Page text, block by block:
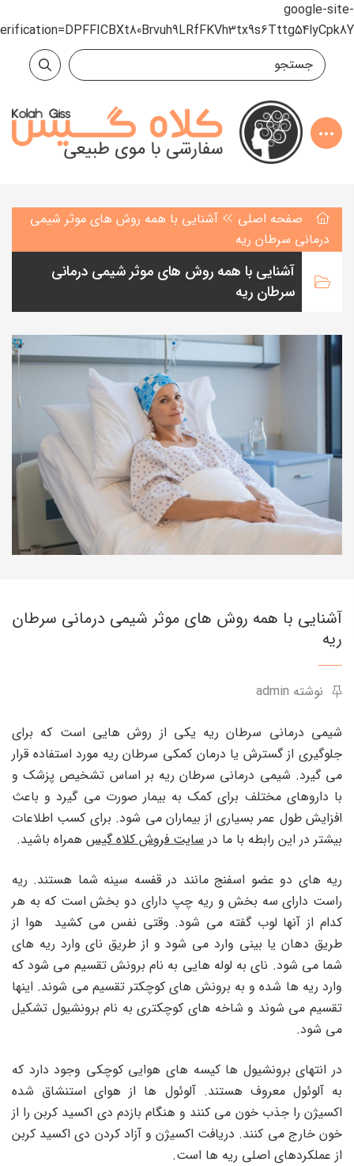
google-site-
صفحه اصلی
آشنایی با همه روش های موثر شیمی
درمانی سرطان ریه
آشنایی با همه روش های موثر شیمی درمانی
سرطان ریه
آشنایی با همه روش های موثر شیمی درمانی سرطان
ریه
نوشته admin
شیمی درمانی سرطان ریه یکی از روش هایی است که برای
جلوگیری از گسترش یا درمان کمکی سرطان ریه مورد استفاده قرار
می گیرد. شیمی درمانی سرطان ریه بر اساس تشخیص پزشک و
با داروهای مختلف برای کمک به بیمار صورت می گیرد و باعث
افزایش طول عمر بسیاری از بیماران می شود. برای کسب اطلاعات
بیشتر در این رابطه با ما در سایت فروش کلاه گیس همراه باشید.
ریه های دو عضو اسفنج مانند در قفسه سینه شما هستند. ریه
راست دارای سه بخش و ریه چپ دارای دو بخش است که به هر
کدام از آنها لوب گفته می شود. وقتی نفس می کشید هوا از
طریق دهان یا بینی وارد می شود و از طریق نای وارد ریه های
شما می شود. نای به لوله هایی به نام برونش تقسیم می شود که
وارد ریه ها شده و به برونش های کوچکتر تقسیم می شوند. اینها
تقسیم می شوند و شاخه های کوچکتری به نام برونشیول تشکیل
می شود.
در انتهای برونشیول ها کیسه های هوایی کوچکی وجود دارد که
به آلوئول معروف هستند. آلوئول ها از هوای استنشاق شده
اکسیژن را جذب خون می کنند و هنگام بازدم دی اکسید کربن را از
خون خارج می کنند. دریافت اکسیژن و آزاد کردن دی اکسید کربن
از عملکردهای اصلی ریه ها است.